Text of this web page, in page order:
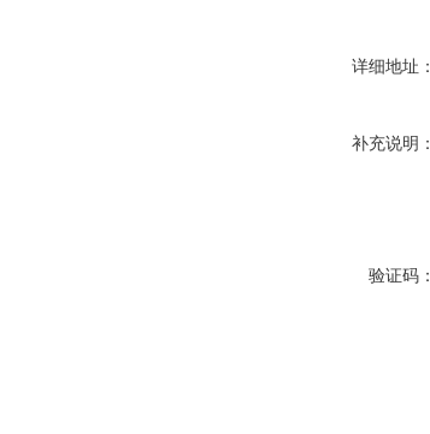
详细地址：
补充说明：
验证码：